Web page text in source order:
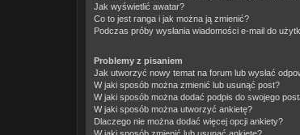
Jak wyświetlić awatar?
Co to jest ranga i jak można ją zmienić?
Podczas próby wysłania wiadomości e-mail do
Problemy z pisaniem
Jak utworzyć nowy temat na forum lub wysłać
W jaki sposób można zmienić lub usunąć post?
W jaki sposób można dodać podpis do swojego
W jaki sposób można utworzyć ankietę?
Dlaczego nie można dodać więcej opcji ankiety?